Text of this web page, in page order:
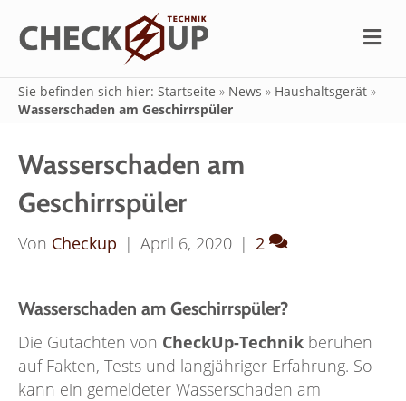
N
a
Sie befinden sich hier: Startseite » News » Haushaltsgerät »
Wasserschaden am Geschirrspüler
Wasserschaden am
Geschirrspüler
Von Checkup | April 6, 2020 | 2
Wasserschaden am Geschirrspüler?
Die Gutachten von CheckUp-Technik beruhen
auf Fakten, Tests und langjähriger Erfahrung. So
kann ein gemeldeter Wasserschaden am